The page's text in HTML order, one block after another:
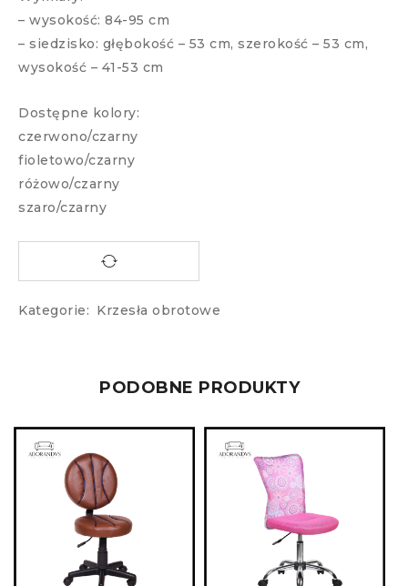
– wysokość: 84-95 cm
– siedzisko: głębokość – 53 cm, szerokość – 53 cm,
wysokość – 41-53 cm
Dostępne kolory:
czerwono/czarny
fioletowo/czarny
różowo/czarny
szaro/czarny
Kategorie: Krzesła obrotowe
PODOBNE PRODUKTY